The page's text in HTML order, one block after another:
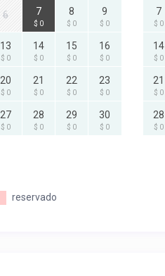
6 7
$ 0
8
$ 0
9
$ 0
13
$ 0
14
$ 0
15
$ 0
16
$ 0
20
$ 0
21
$ 0
22
$ 0
23
$ 0
27
$ 0
28
$ 0
29
$ 0
30
$ 0
7
$ 0
14
$ 0
21
$ 0
28
$ 0
reservado